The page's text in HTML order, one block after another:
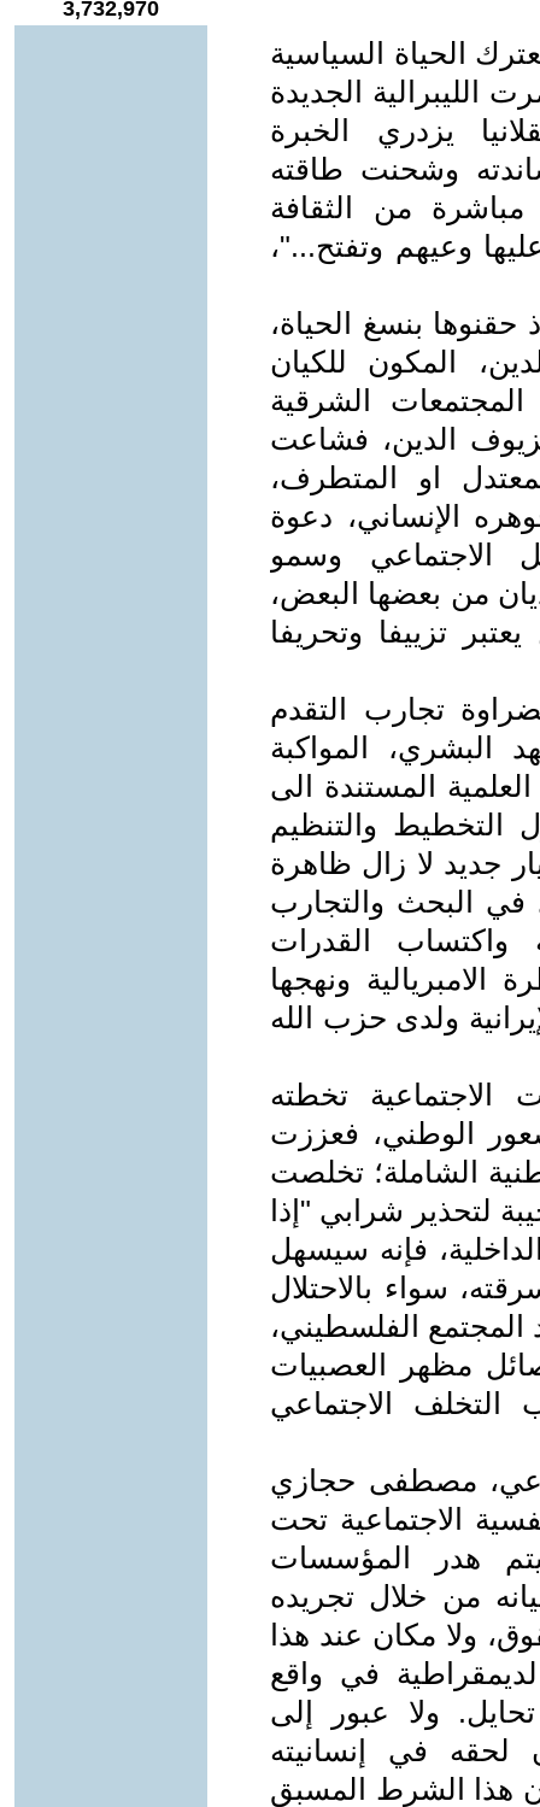
الحياة السياسية
الليبرالية الجديدة
يزدري الخبرة
وشحنت طاقته
مباشرة من الثقافة
وعيهم وتفتح..."،
حقنوها بنسغ الحياة،
المكون للكيان
المجتمعات الشرقية
الدين، فشاعت
او المتطرف،
الإنساني، دعوة
الاجتماعي وسمو
من بعضها البعض،
تزييفا وتحريفا
تجارب التقدم
البشري، المواكبة
المستندة الى
التخطيط والتنظيم
جديد لا زال ظاهرة
في البحث والتجارب
واكتساب القدرات
ونهجها
ولدى حزب الله
الاجتماعية تخطته
الوطني، فعززت
الشاملة؛ تخلصت
لتحذير شرابي "إذا
فإنه سيسهل
سواء بالاحتلال
المجتمع الفلسطيني،
مظهر العصبيات
الاجتماعي
مصطفى حجازي
الاجتماعية تحت
هدر المؤسسات
من خلال تجريده
ولا مكان عند هذا
في واقع
ولا عبور إلى
لحقه في إنسانيته
هذا الشرط المسبق
3,732,970